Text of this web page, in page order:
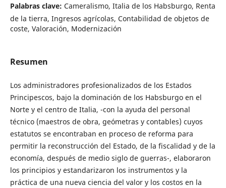
Palabras clave: Cameralismo, Italia de los Habsburgo, Renta
de la tierra, Ingresos agrícolas, Contabilidad de objetos de
coste, Valoración, Modernización
Resumen
Los administradores profesionalizados de los Estados
Principescos, bajo la dominación de los Habsburgo en el
Norte y el centro de Italia, -con la ayuda del personal
técnico (maestros de obra, geómetras y contables) cuyos
estatutos se encontraban en proceso de reforma para
permitir la reconstrucción del Estado, de la fiscalidad y de la
economía, después de medio siglo de guerras-, elaboraron
los principios y estandarizaron los instrumentos y la
práctica de una nueva ciencia del valor y los costos en la